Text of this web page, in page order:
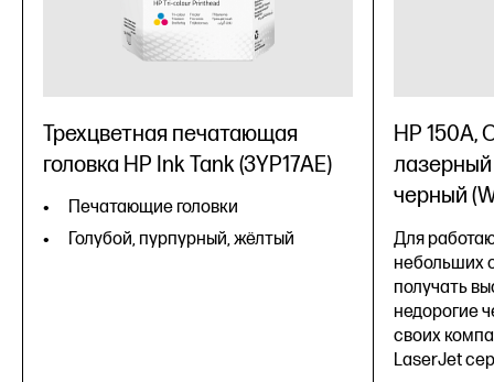
Трехцветная печатающая
головка HP Ink Tank (3YP17AE)
Печатающие головки
Голубой, пурпурный, жёлтый
HP 150A,
черный
Для
небольших
получать
недорогие
своих
LaserJet